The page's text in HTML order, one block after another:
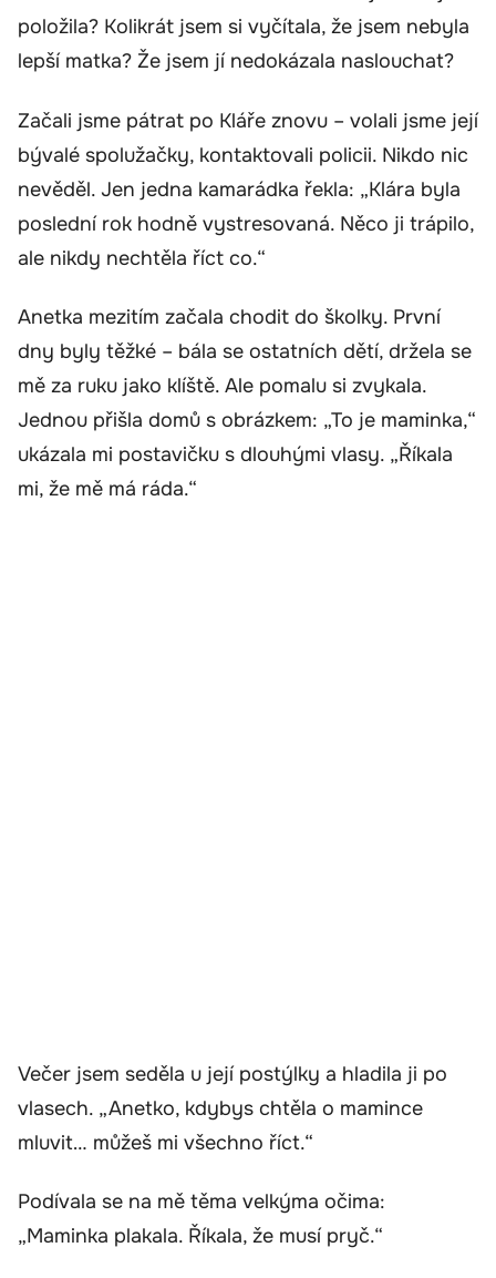
položila? Kolikrát jsem si vyčítala, že jsem nebyla
lepší matka? Že jsem jí nedokázala naslouchat?
Začali jsme pátrat po Kláře znovu – volali jsme její
bývalé spolužačky, kontaktovali policii. Nikdo nic
nevěděl. Jen jedna kamarádka řekla: „Klára byla
poslední rok hodně vystresovaná. Něco ji trápilo,
ale nikdy nechtěla říct co.“
Anetka mezitím začala chodit do školky. První
dny byly těžké – bála se ostatních dětí, držela se
mě za ruku jako klíště. Ale pomalu si zvykala.
Jednou přišla domů s obrázkem: „To je maminka,“
ukázala mi postavičku s dlouhými vlasy. „Říkala
mi, že mě má ráda.“
Večer jsem seděla u její postýlky a hladila ji po
vlasech. „Anetko, kdybys chtěla o mamince
mluvit… můžeš mi všechno říct.“
Podívala se na mě těma velkýma očima:
„Maminka plakala. Říkala, že musí pryč.“